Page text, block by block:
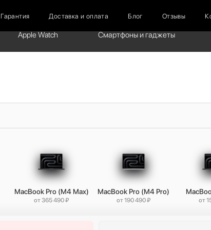
Гарантия Доставка и оплата Блог Отзывы
Apple Watch Смартфоны и гаджеты
MacBook Pro (M4 Max)
от 365 490 ₽
MacBook Pro (M4 Pro)
от 190 490 ₽ от